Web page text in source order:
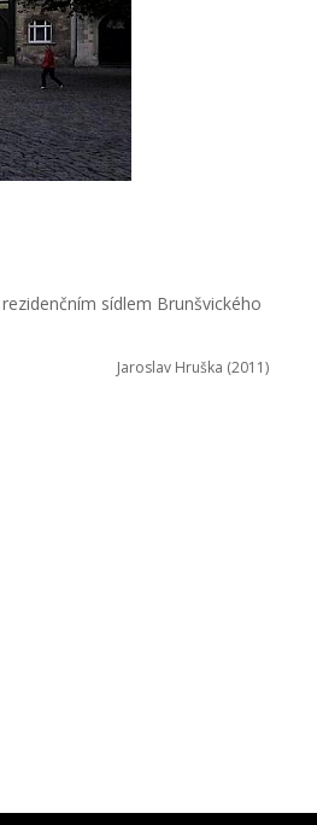
sídlem Brunšvického
Jaroslav Hruška (2011)